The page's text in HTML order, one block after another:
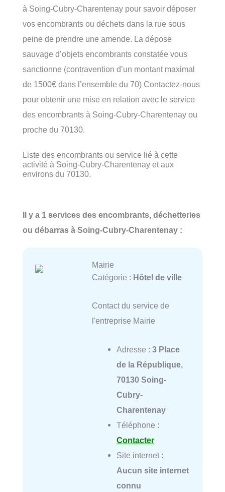
à Soing-Cubry-Charentenay pour savoir déposer
vos encombrants ou déchets dans la rue sous
peine de prendre une amende. La dépose
sauvage d’objets encombrants constatée vous
sanctionne (contravention d’un montant maximal
de 1500€ dans l’ensemble du 70) Contactez-nous
pour obtenir une mise en relation avec le service
des encombrants à Soing-Cubry-Charentenay ou
proche du 70130.
Liste des encombrants ou service lié à cette
activité à Soing-Cubry-Charentenay et aux
environs du 70130.
Il y a 1 services des encombrants, déchetteries
ou débarras à Soing-Cubry-Charentenay :
Mairie
Catégorie : Hôtel de ville
Contact du service de
l'entreprise Mairie
Adresse : 3 Place
de la République,
70130 Soing-
Cubry-
Charentenay
Téléphone :
Contacter
Site internet :
Aucun site internet
connu